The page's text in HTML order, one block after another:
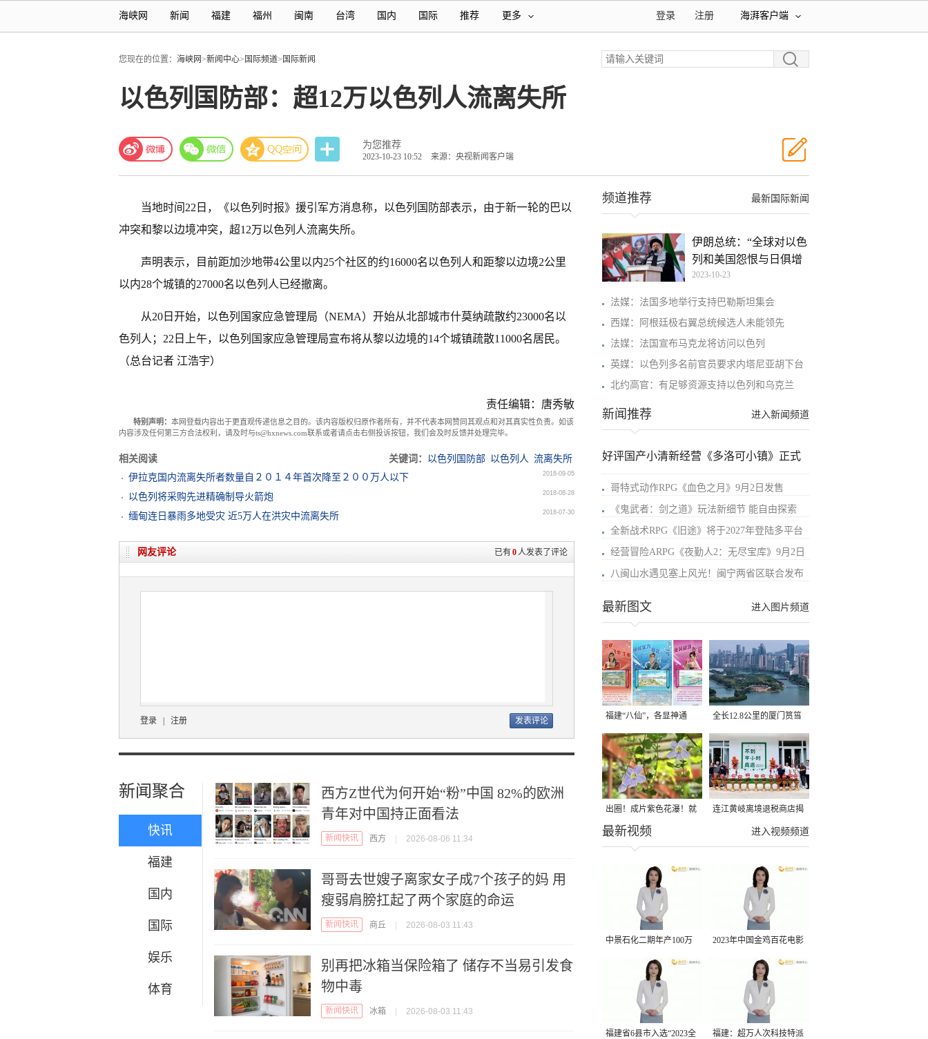
海峡网 新闻 福建 福州 闽南 台湾 国内 国际 推荐 更多 海湃客户端
注册
登录
您现在的位置： 海峡网>新闻中心> 国际频道> 国际新闻
以色列国防部：超12万以色列人流离失所
为您推荐
2023-10-23 10:52 来源：央视新闻客户端
当地时间22日，《以色列时报》援引军方消息称，以色列国防部表示，由于新一轮的巴以
冲突和黎以边境冲突，超12万以色列人流离失所。
声明表示，目前距加沙地带4公里以内25个社区的约16000名以色列人和距黎以边境2公里
以内28个城镇的27000名以色列人已经撤离。
从20日开始，以色列国家应急管理局（NEMA）开始从北部城市什莫纳疏散约23000名以
色列人；22日上午，以色列国家应急管理局宣布将从黎以边境的14个城镇疏散11000名居民。
（总台记者 江浩宇）
责任编辑：唐秀敏
特别声明： 本网登载内容出于更直观传递信息之目的。该内容版权归原作者所有，并不代表本网赞同其观点和对其真实性负责。如该
内容涉及任何第三方合法权利，请及时与ts@hxnews.com联系或者请点击右侧投诉按钮，我们会及时反馈并处理完毕。
相关阅读 关键词： 以色列国防部 以色列人 流离失所
伊拉克国内流离失所者数量自２０１４年首次降至２００万人以下
2018-09-05
以色列将采购先进精确制导火箭炮 2018-08-28
缅甸连日暴雨多地受灾 近5万人在洪灾中流离失所 2018-07-30
已有0人发表了评论
网友评论
登录 注册
新闻聚合
快讯
福建
国内
国际
娱乐
体育
西方Z世代为何开始“粉”中国 82%的欧洲
青年对中国持正面看法
新闻快讯 西方 2026-08-06 11:34
哥哥去世嫂子离家女子成7个孩子的妈 用
瘦弱肩膀扛起了两个家庭的命运
新闻快讯 商丘 2026-08-03 11:43
别再把冰箱当保险箱了 储存不当易引发食
物中毒
新闻快讯 冰箱 2026-08-03 11:43
最新国际新闻
频道推荐
伊朗总统：“全球对以色
列和美国怨恨与日俱增
2023-10-23
法媒：法国多地举行支持巴勒斯坦集会
西媒：阿根廷极右翼总统候选人未能领先
法媒：法国宣布马克龙将访问以色列
英媒：以色列多名前官员要求内塔尼亚胡下台
北约高官：有足够资源支持以色列和乌克兰
进入新闻频道
新闻推荐
好评国产小清新经营《多洛可小镇》正式
哥特式动作RPG《血色之月》9月2日发售
《鬼武者：剑之道》玩法新细节 能自由探索
全新战术RPG《旧途》将于2027年登陆多平台
经营冒险ARPG《夜勤人2：无尽宝库》9月2日
八闽山水遇见塞上风光！闽宁两省区联合发布
进入图片频道
最新图文
福建“八仙”，各显神通 全长12.8公里的厦门筼筜
湖健身步道全线贯通
出圈！成片紫色花瀑！就
在光明港公园
连江黄岐离境退税商店揭
进入视频频道
最新视频
中景石化二期年产100万
吨丙烷脱氢项目建成中交
2023年中国金鸡百花电影
节有福电影巡展31日启动
福建省6县市入选“2023全 福建：超万人次科技特派